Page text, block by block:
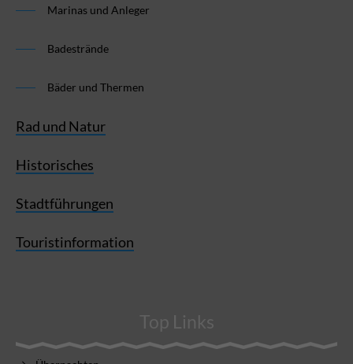
Marinas und Anleger
Badestrände
Bäder und Thermen
Rad und Natur
Historisches
Stadtführungen
Touristinformation
Top Links